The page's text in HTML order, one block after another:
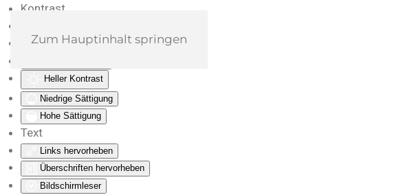
Kontrast
Monochrom
Heller Kontrast
Niedrige Sättigung
Hohe Sättigung
Text
Links hervorheben
Überschriften hervorheben
Bildschirmleser
Zum Hauptinhalt springen